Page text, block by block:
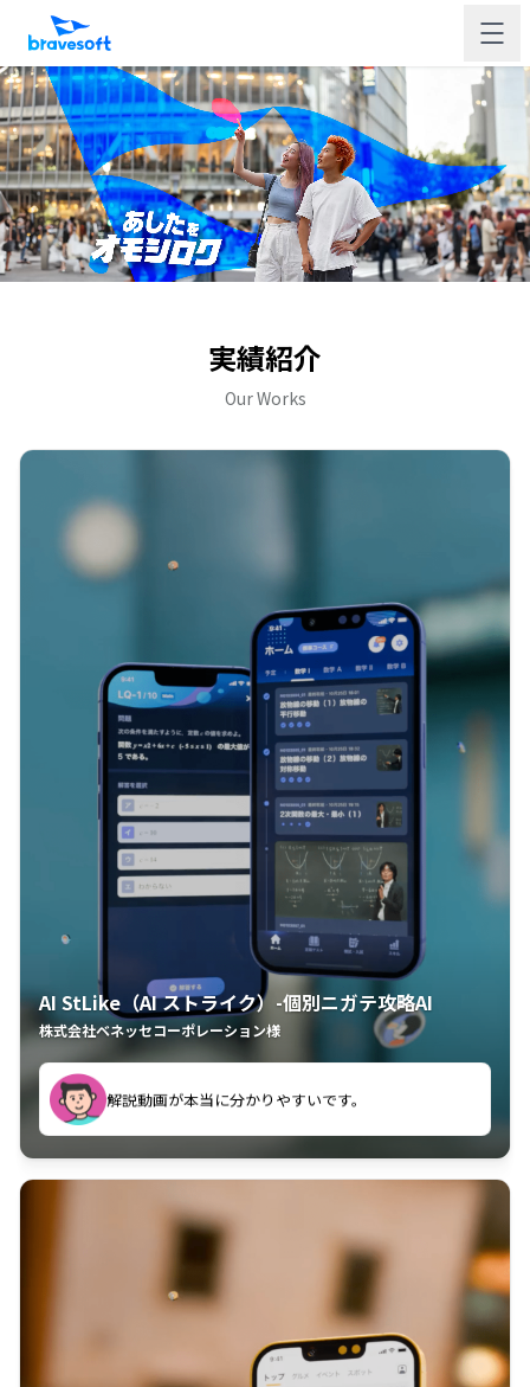
実績紹介
Our Works
AI StLike（AI ストライク）-個別ニガテ攻略AI
株式会社ベネッセコーポレーション様
古文漢文を主に使わせていただいているが、復習する
のに非常に役立っている。
解説動画が本当に分かりやすいです。